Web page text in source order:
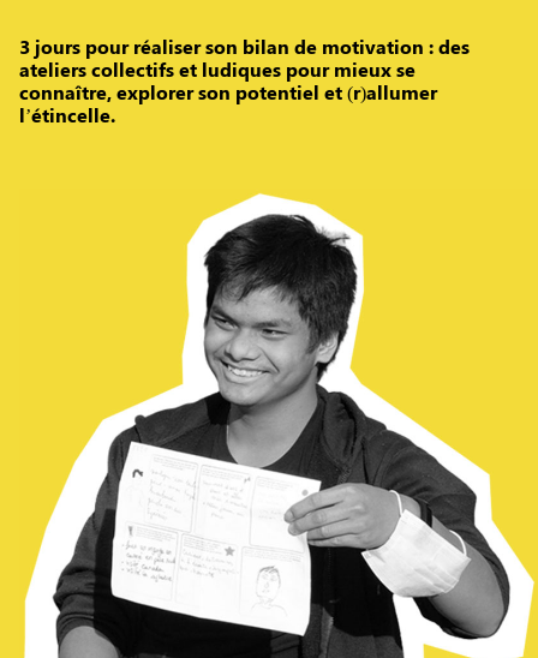
Contact
3 jours pour réaliser son bilan de motivation : des
ateliers collectifs et ludiques pour mieux se
connaître, explorer son potentiel et (r)allumer
l’étincelle.